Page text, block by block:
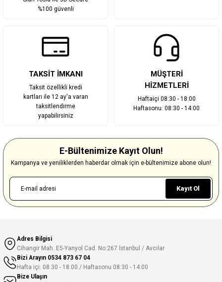
%100 güvenli
TAKSİT İMKANI
Taksit özellikli kredi
kartları ile 12 ay'a varan
taksitlendirme
yapabilirsiniz
MÜŞTERİ
HİZMETLERİ
Haftaiçi 08:30 - 18:00
Haftasonu: 08:30 - 14:00
E-Bültenimize Kayıt Olun!
Kampanya ve yeniliklerden haberdar olmak için e-bültenimize abone olun!
Kayıt Ol
Adres Bilgisi
Cihangir Mah. E5-Yanyol Cad. No:267 İstanbul / Avcılar
Bizi Arayın 0534 873 67 04
Hafta içi: 08.30 - 18.00 / Haftasonu 08:30 - 14:00
Bize Ulaşın